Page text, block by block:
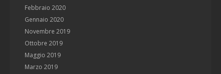
Febbraio 2020
Gennaio 2020
Novembre 2019
Ottobre 2019
Maggio 2019
Marzo 2019